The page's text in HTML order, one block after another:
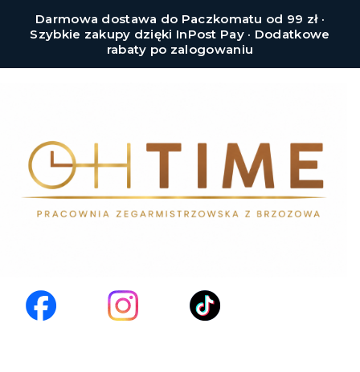
Darmowa dostawa do Paczkomatu od 99 zł ·
Szybkie zakupy dzięki InPost Pay · Dodatkowe
rabaty po zalogowaniu